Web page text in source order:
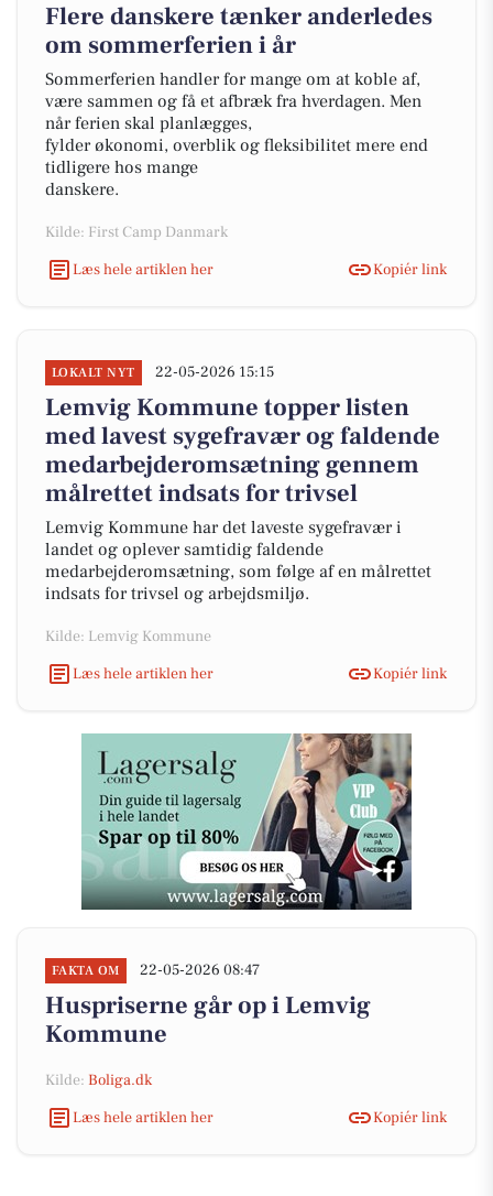
Flere danskere tænker anderledes
om sommerferien i år
Sommerferien handler for mange om at koble af,
være sammen og få et afbræk fra hverdagen. Men
når ferien skal planlægges,
fylder økonomi, overblik og fleksibilitet mere end
tidligere hos mange
danskere.
Kilde: First Camp Danmark
Læs hele artiklen her
Kopiér link
LOKALT NYT 22-05-2026 15:15
Lemvig Kommune topper listen
med lavest sygefravær og faldende
medarbejderomsætning gennem
målrettet indsats for trivsel
Lemvig Kommune har det laveste sygefravær i
landet og oplever samtidig faldende
medarbejderomsætning, som følge af en målrettet
indsats for trivsel og arbejdsmiljø.
Kilde: Lemvig Kommune
Læs hele artiklen her
Kopiér link
FAKTA OM 22-05-2026 08:47
Huspriserne går op i Lemvig
Kommune
Kilde: Boliga.dk
Læs hele artiklen her
Kopiér link